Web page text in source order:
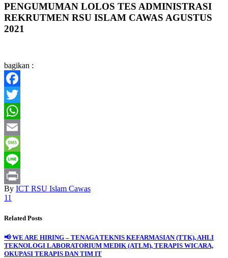
PENGUMUMAN LOLOS TES ADMINISTRASI
REKRUTMEN RSU ISLAM CAWAS AGUSTUS
2021
bagikan :
Facebook
Twitter
WhatsApp
Email
Message
Line
Print
By ICT RSU Islam Cawas
11
Related Posts
📢 WE ARE HIRING – TENAGA TEKNIS KEFARMASIAN (TTK), AHLI
TEKNOLOGI LABORATORIUM MEDIK (ATLM), TERAPIS WICARA,
OKUPASI TERAPIS DAN TIM IT